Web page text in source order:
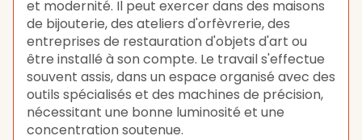
et modernité. Il peut exercer dans des maisons
de bijouterie, des ateliers d'orfèvrerie, des
entreprises de restauration d'objets d'art ou
être installé à son compte. Le travail s'effectue
souvent assis, dans un espace organisé avec des
outils spécialisés et des machines de précision,
nécessitant une bonne luminosité et une
concentration soutenue.